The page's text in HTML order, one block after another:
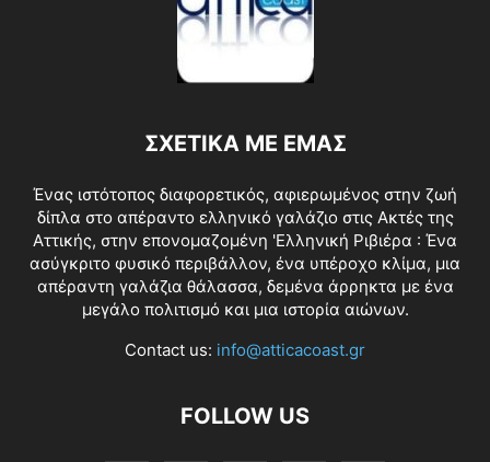
ΣΧΕΤΙΚΑ ΜΕ ΕΜΑΣ
Ένας ιστότοπος διαφορετικός, αφιερωμένος στην ζωή
δίπλα στο απέραντο ελληνικό γαλάζιο στις Ακτές της
Αττικής, στην επονομαζομένη 'Ελληνική Ριβιέρα : Ένα
ασύγκριτο φυσικό περιβάλλον, ένα υπέροχο κλίμα, μια
απέραντη γαλάζια θάλασσα, δεμένα άρρηκτα με ένα
μεγάλο πολιτισμό και μια ιστορία αιώνων.
Contact us: info@atticacoast.gr
FOLLOW US